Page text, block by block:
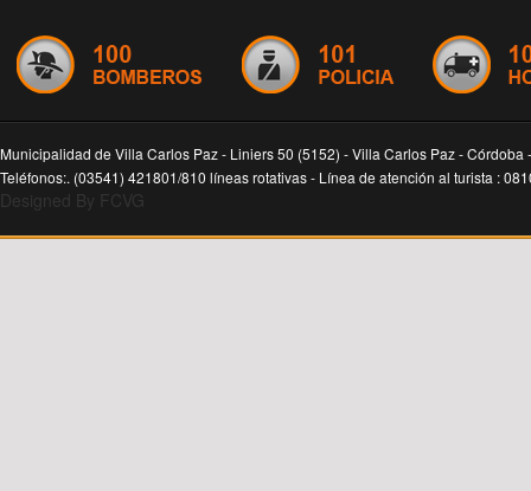
Municipalidad de Villa Carlos Paz - Liniers 50 (5152) - Villa Carlos Paz - Córdoba
Teléfonos:. (03541) 421801/810 líneas rotativas - Línea de atención al turista :
Designed By FCVG